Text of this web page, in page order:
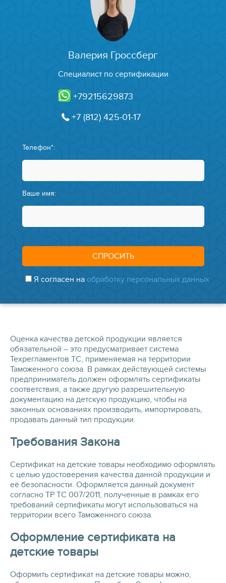
Валерия Гроссберг
Специалист по сертификации
+79215629873
+7 (812) 425-01-17
Телефон*:
Ваше имя:
Я согласен на обработку персональных данных
Оценка качества детской продукции является
обязательной – это предусматривает система
Техрегламентов ТС, применяемая на территории
Таможенного союза. В рамках действующей системы
предприниматель должен оформлять сертификаты
соответствия, а также другую разрешительную
документацию на детскую продукцию, чтобы на
законных основаниях производить, импортировать,
продавать данный тип продукции.
Требования Закона
Сертификат на детские товары необходимо оформлять
с целью удостоверения качества данной продукции и
её безопасности. Оформляется данный документ
согласно ТР ТС 007/2011, полученные в рамках его
требований сертификаты могут использоваться на
территории всего Таможенного союза.
Оформление сертификата на
детские товары
Оформить сертификат на детские товары можно,